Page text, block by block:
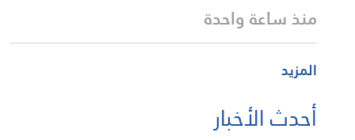
منذ ساعة واحدة
المزيد
أحدث الأخبار